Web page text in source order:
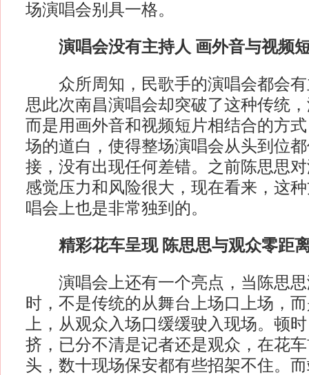
场演唱会别具一格。
演唱会没有主持人 画外音与视频
众所周知，民歌手的演唱会都会有
思此次南昌演唱会却突破了这种传统
而是用画外音和视频短片相结合的方
场的道白，使得整场演唱会从头到位
接，没有出现任何差错。之前陈思思
感觉压力和风险很大，现在看来，这
唱会上也是非常独到的。
精彩花车呈现 陈思思与观众零距
演唱会上还有一个亮点，当陈思思
时，不是传统的从舞台上场口上场，
上，从观众入场口缓缓驶入现场。顿
挤，已分不清是记者还是观众，在花
头，数十现场保安都有些招架不住。